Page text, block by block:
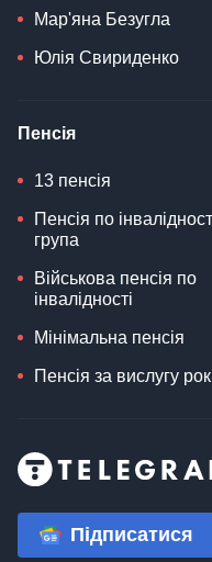
Мар'яна Безугла
Юлія Свириденко
Пенсія
13 пенсія
Пенсія по
група
Військова пенсія по
інвалідності
Мінімальна пенсія
Пенсія за вислугу
Підписатися